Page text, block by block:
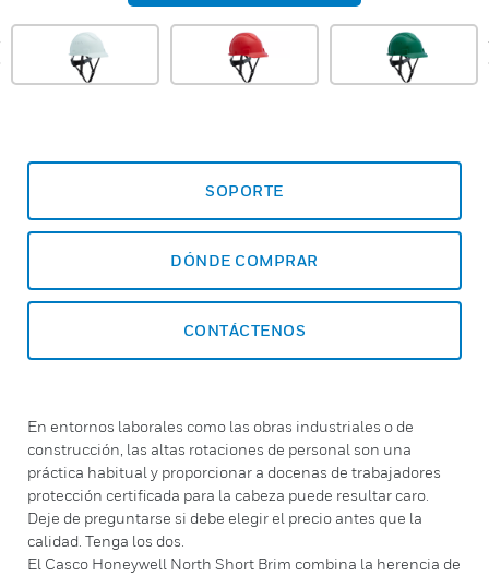
SOPORTE
DÓNDE COMPRAR
CONTÁCTENOS
En entornos laborales como las obras industriales o de
construcción, las altas rotaciones de personal son una
práctica habitual y proporcionar a docenas de trabajadores
protección certificada para la cabeza puede resultar caro.
Deje de preguntarse si debe elegir el precio antes que la
calidad. Tenga los dos.
El Casco Honeywell North Short Brim combina la herencia de